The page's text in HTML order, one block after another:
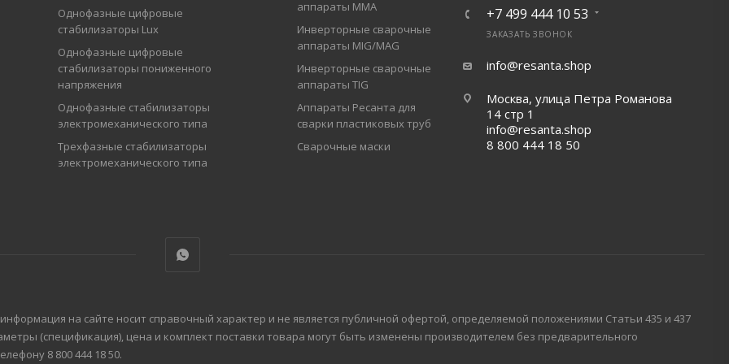
Однофазные цифровые
стабилизаторы Lux
Однофазные цифровые
стабилизаторы пониженного
напряжения
Однофазные стабилизаторы
электромеханического типа
Трехфазные стабилизаторы
электромеханического типа
аппараты ММА
Инверторные сварочные
аппараты MIG/MAG
Инверторные сварочные
аппараты TIG
Аппараты Ресанта для
сварки пластиковых труб
Сварочные маски
+7 499 444 10 53
ЗАКАЗАТЬ ЗВОНОК
info@resanta.shop
Москва, улица Петра Романова
14 стр 1
info@resanta.shop
8 800 444 18 50
на сайте носит справочный характер и не является публичной офертой, определяемой положениями Статьи 435 и 437
(спецификация), цена и комплект поставки товара могут быть изменены производителем без предварительного
8 800 444 18 50.